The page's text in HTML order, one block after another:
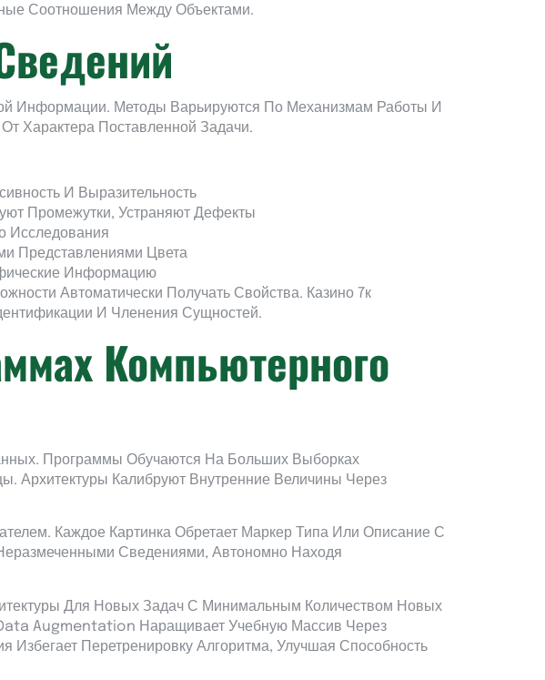
Соотношения Между Объектами.
Информации. Методы Варьируются По Механизмам Работы И
Характера Поставленной Задачи.
И Выразительность
Промежутки, Устраняют Дефекты
Исследования
Представлениями Цвета
Информацию
Автоматически Получать Свойства. Казино 7к
И Членения Сущностей.
Компьютерного
Программы Обучаются На Больших Выборках
Архитектуры Калибруют Внутренние Величины Через
Каждое Картинка Обретает Маркер Типа Или Описание С
Сведениями, Автономно Находя
Для Новых Задач С Минимальным Количеством Новых
Augmentation Наращивает Учебную Массив Через
Избегает Перетренировку Алгоритма, Улучшая Способность